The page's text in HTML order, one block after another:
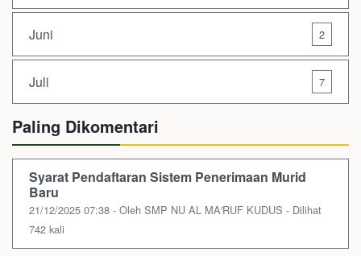
Juni 2
Juli 7
Paling Dikomentari
Syarat Pendaftaran Sistem Penerimaan Murid
Baru
21/12/2025 07:38 - Oleh SMP NU AL MA'RUF KUDUS - Dilihat
742 kali